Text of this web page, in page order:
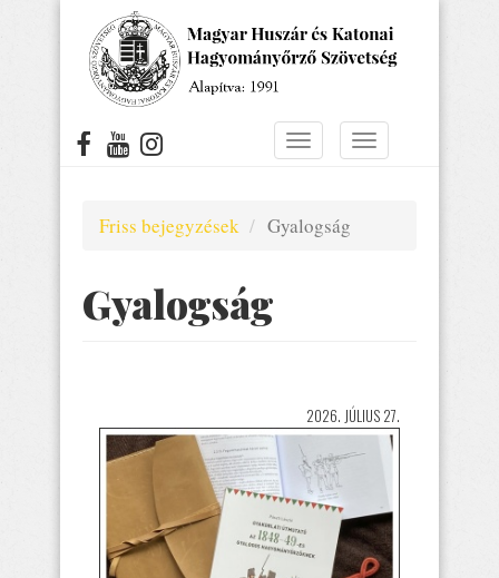
Navigáció
Navigáció
Friss bejegyzések
Gyalogság
Gyalogság
2026. JÚLIUS 27.